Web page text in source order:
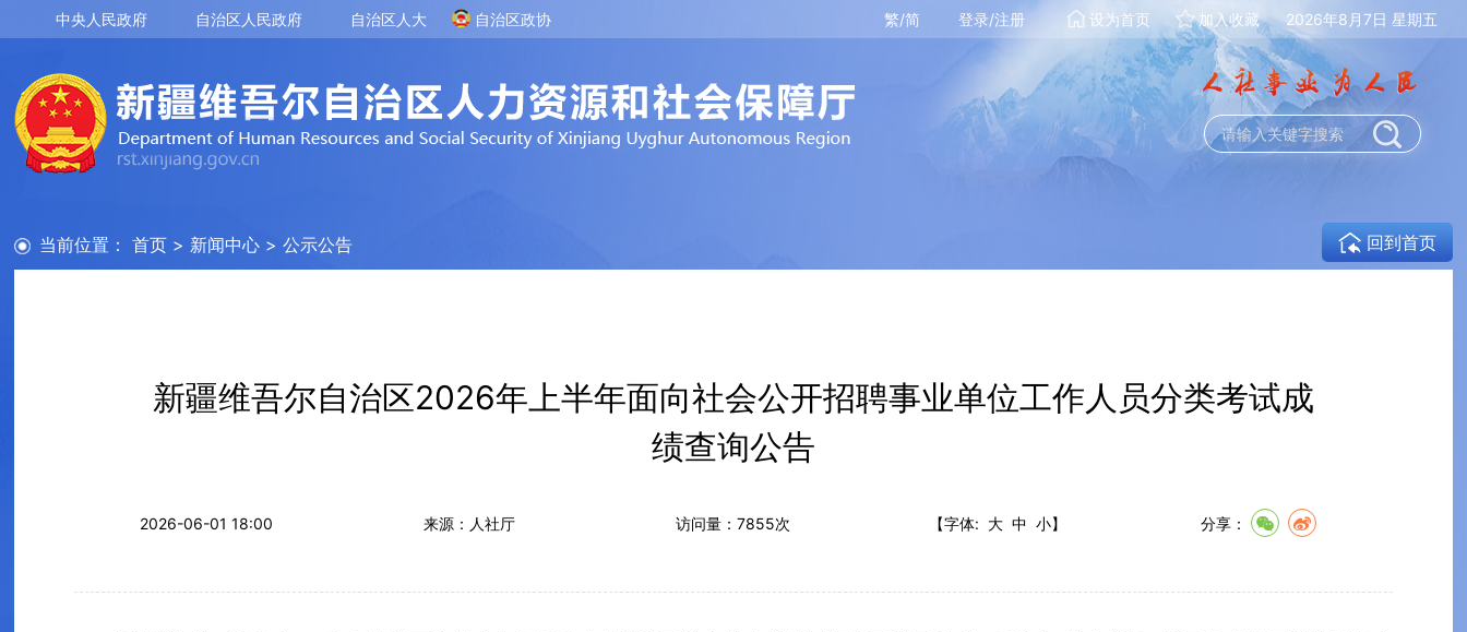
中央人民政府 自治区人民政府 自治区人大 自治区政协 2026年8月7日 星期五
加入收藏
设为首页
登录/注册
繁/简
当前位置： 首页 > 新闻中心 > 公示公告 回到首页
新疆维吾尔自治区2026年上半年面向社会公开招聘事业单位工作人员分类考试成
绩查询公告
2026-06-01 18:00 来源：人社厅 访问量：7855次 【字体: 大 中 小】 分享：